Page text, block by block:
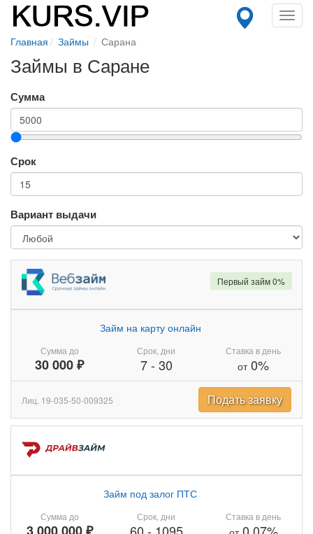
Главная Займы Сарана
Займы в Саране
Сумма
Срок
Вариант выдачи
Сумма до
30 000 ₽
Займ на карту онлайн
Срок, дни
7- 30
Ставка в день
от0%
Первый займ 0%
Лиц. 19-035-50-009325 Подать заявку
Сумма до
Займ под залог ПТС
Срок, дни Ставка в день